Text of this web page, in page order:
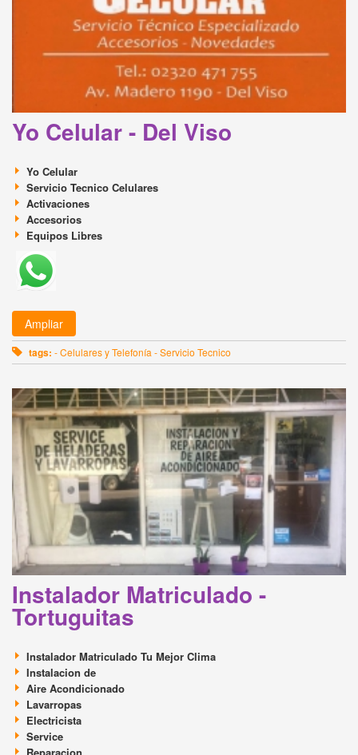
Yo Celular - Del Viso
Yo Celular
Servicio Tecnico Celulares
Activaciones
Accesorios
Equipos Libres
Ampliar
tags: - Celulares y Telefonía - Servicio Tecnico
Instalador Matriculado -
Tortuguitas
Instalador Matriculado Tu Mejor Clima
Instalacion de
Aire Acondicionado
Lavarropas
Electricista
Service